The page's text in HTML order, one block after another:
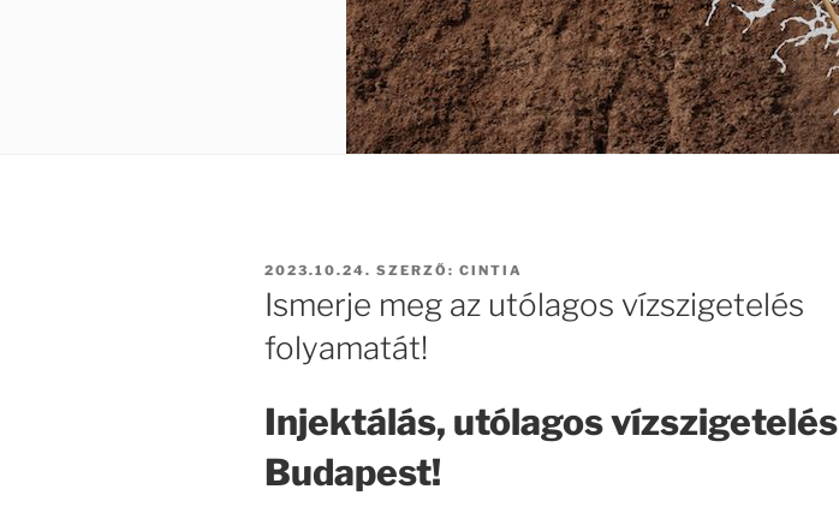
BEKÜLDVE:
2023.10.24. SZERZŐ: CINTIA
Ismerje meg az utólagos vízszigetelés
folyamatát!
Injektálás, utólagos vízszigetelés
Budapest!